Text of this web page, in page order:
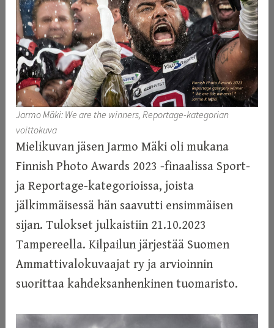
Jarmo Mäki: We are the winners, Reportage-kategorian
voittokuva
Mielikuvan jäsen Jarmo Mäki oli mukana
Finnish Photo Awards 2023 -finaalissa Sport-
ja Reportage-kategorioissa, joista
jälkimmäisessä hän saavutti ensimmäisen
sijan. Tulokset julkaistiin 21.10.2023
Tampereella. Kilpailun järjestää Suomen
Ammattivalokuvaajat ry ja arvioinnin
suorittaa kahdeksanhenkinen tuomaristo.